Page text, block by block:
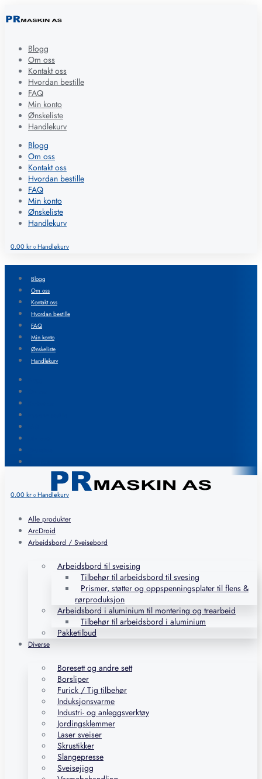
Blogg
Om oss
Kontakt oss
Hvordan bestille
FAQ
Min konto
Ønskeliste
Handlekurv
Blogg
Om oss
Kontakt oss
Hvordan bestille
FAQ
Min konto
Ønskeliste
Handlekurv
0.00kr 0 Handlekurv
Blogg
Om oss
Kontakt oss
Hvordan bestille
FAQ
Min konto
Ønskeliste
Handlekurv
0.00kr 0 Handlekurv
Alle produkter
ArcDroid
Arbeidsbord / Sveisebord
Arbeidsbord til sveising
Tilbehør til arbeidsbord til svesing
Prismer, støtter og oppspenningsplater til flens &
rørproduksjon
Arbeidsbord i aluminium til montering og trearbeid
Tilbehør til arbeidsbord i aluminium
Pakketilbud
Diverse
Boresett og andre sett
Borsliper
Furick / Tig tilbehør
Induksjonsvarme
Industri- og anleggsverktøy
Jordingsklemmer
Laser sveiser
Skrustikker
Slangepresse
Sveisejigg